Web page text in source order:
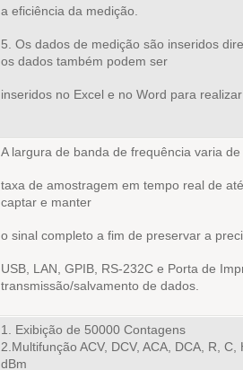
a eficiência da medição.
5. Os dados de medição são inseridos
os dados também podem ser
inseridos no Excel e no Word para
A largura de banda de frequência varia
taxa de amostragem em tempo real de
captar e manter
o sinal completo a fim de preservar a
USB, LAN, GPIB, RS-232C e Porta de
transmissão/salvamento de dados.
1. Exibição de 50000 Contagens
2.Multifunção ACV, DCV, ACA, DCA, R,
dBm